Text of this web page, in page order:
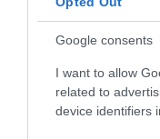
Google consents
I want to allow
related to
device identifiers
PÁROS -
szolgáltatását:
CSAK EGY